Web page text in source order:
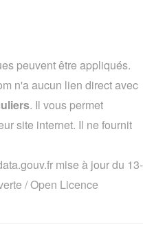
peuvent être appliqués.
n'a aucun lien direct avec
. Il vous permet
site internet. Il ne fournit
mise à jour du 13-
/ Open Licence